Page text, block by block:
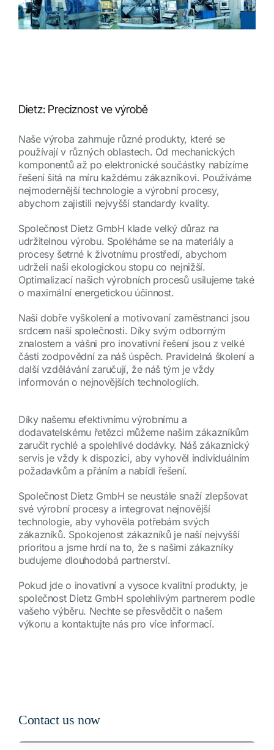
Dietz: Preciznost ve výrobě
Naše výroba zahrnuje různé produkty, které se
používají v různých oblastech. Od mechanických
komponentů až po elektronické součástky nabízíme
řešení šitá na míru každému zákazníkovi. Používáme
nejmodernější technologie a výrobní procesy,
abychom zajistili nejvyšší standardy kvality.
Společnost Dietz GmbH klade velký důraz na
udržitelnou výrobu. Spoléháme se na materiály a
procesy šetrné k životnímu prostředí, abychom
udrželi naši ekologickou stopu co nejnižší.
Optimalizací našich výrobních procesů usilujeme také
o maximální energetickou účinnost.
Naši dobře vyškolení a motivovaní zaměstnanci jsou
srdcem naší společnosti. Díky svým odborným
znalostem a vášni pro inovativní řešení jsou z velké
části zodpovědní za náš úspěch. Pravidelná školení a
další vzdělávání zaručují, že náš tým je vždy
informován o nejnovějších technologiích.
Díky našemu efektivnímu výrobnímu a
dodavatelskému řetězci můžeme našim zákazníkům
zaručit rychlé a spolehlivé dodávky. Náš zákaznický
servis je vždy k dispozici, aby vyhověl individuálním
požadavkům a přáním a nabídl řešení.
Společnost Dietz GmbH se neustále snaží zlepšovat
své výrobní procesy a integrovat nejnovější
technologie, aby vyhověla potřebám svých
zákazníků. Spokojenost zákazníků je naší nejvyšší
prioritou a jsme hrdí na to, že s našimi zákazníky
budujeme dlouhodobá partnerství.
Pokud jde o inovativní a vysoce kvalitní produkty, je
společnost Dietz GmbH spolehlivým partnerem podle
vašeho výběru. Nechte se přesvědčit o našem
výkonu a kontaktujte nás pro více informací.
Contact us now